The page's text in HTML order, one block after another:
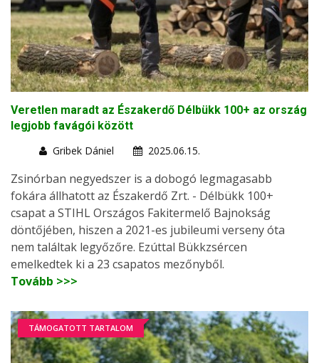
Veretlen maradt az Északerdő Délbükk 100+ az ország
legjobb favágói között
Gribek Dániel
2025.06.15.
Zsinórban negyedszer is a dobogó legmagasabb
fokára állhatott az Északerdő Zrt. - Délbükk 100+
csapat a STIHL Országos Fakitermelő Bajnokság
döntőjében, hiszen a 2021-es jubileumi verseny óta
nem találtak legyőzőre. Ezúttal Bükkzsércen
emelkedtek ki a 23 csapatos mezőnyből.
Tovább >>>
TÁMOGATOTT TARTALOM